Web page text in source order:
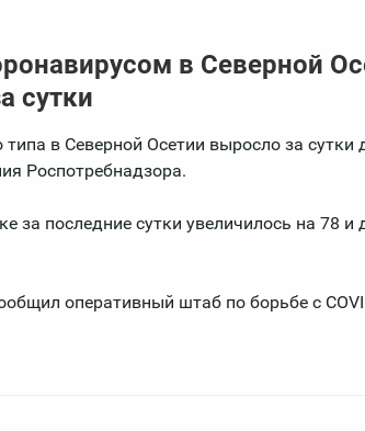
в Северной
сутки
в Северной Осетии выросло за сутки
Роспотребнадзора.
за последние сутки увеличилось на 78 и
оперативный штаб по борьбе с